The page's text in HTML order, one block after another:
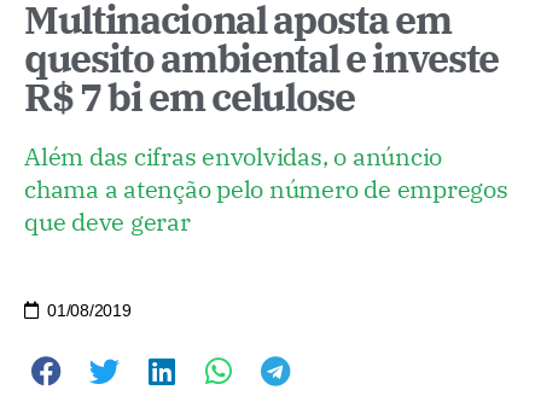
Multinacional aposta em
quesito ambiental e investe
R$ 7 bi em celulose
Além das cifras envolvidas, o anúncio
chama a atenção pelo número de empregos
que deve gerar
01/08/2019